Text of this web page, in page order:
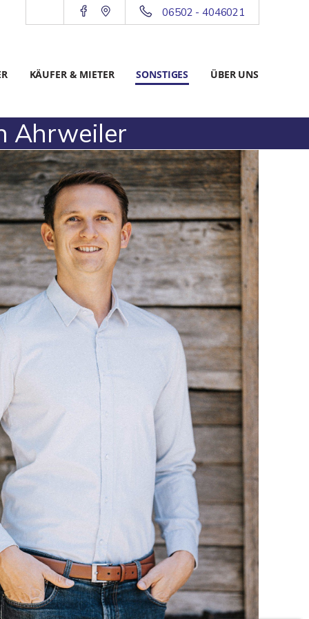
06502 - 4046021
KÄUFER & MIETER SONSTIGES ÜBER UNS
Ahrweiler